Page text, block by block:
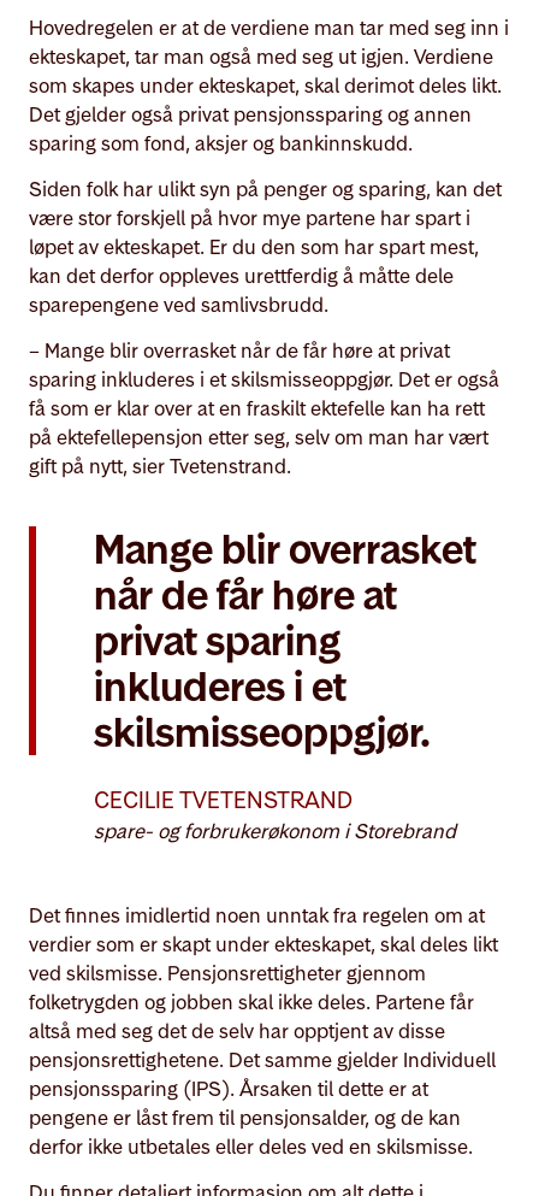
Hovedregelen er at de verdiene man tar med seg inn i
ekteskapet, tar man også med seg ut igjen. Verdiene
som skapes under ekteskapet, skal derimot deles likt.
Det gjelder også privat pensjonssparing og annen
sparing som fond, aksjer og bankinnskudd.
Siden folk har ulikt syn på penger og sparing, kan det
være stor forskjell på hvor mye partene har spart i
løpet av ekteskapet. Er du den som har spart mest,
kan det derfor oppleves urettferdig å måtte dele
sparepengene ved samlivsbrudd.
– Mange blir overrasket når de får høre at privat
sparing inkluderes i et skilsmisseoppgjør. Det er også
få som er klar over at en fraskilt ektefelle kan ha rett
på ektefellepensjon etter seg, selv om man har vært
gift på nytt, sier Tvetenstrand.
Mange blir overrasket
når de får høre at
privat sparing
inkluderes i et
skilsmisseoppgjør.
CECILIE TVETENSTRAND
spare- og forbrukerøkonom i Storebrand
Det finnes imidlertid noen unntak fra regelen om at
verdier som er skapt under ekteskapet, skal deles likt
ved skilsmisse. Pensjonsrettigheter gjennom
folketrygden og jobben skal ikke deles. Partene får
altså med seg det de selv har opptjent av disse
pensjonsrettighetene. Det samme gjelder Individuell
pensjonssparing (IPS). Årsaken til dette er at
pengene er låst frem til pensjonsalder, og de kan
derfor ikke utbetales eller deles ved en skilsmisse.